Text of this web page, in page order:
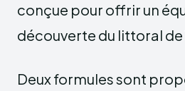
conçue pour offrir un
découverte du littoral de
Deux formules sont